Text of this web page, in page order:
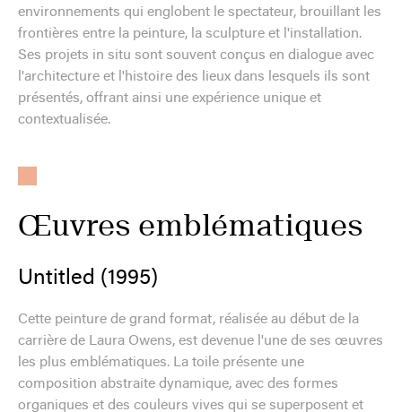
environnements qui englobent le spectateur, brouillant les
frontières entre la peinture, la sculpture et l'installation.
Ses projets in situ sont souvent conçus en dialogue avec
l'architecture et l'histoire des lieux dans lesquels ils sont
présentés, offrant ainsi une expérience unique et
contextualisée.
Œuvres emblématiques
Untitled (1995)
Cette peinture de grand format, réalisée au début de la
carrière de Laura Owens, est devenue l'une de ses œuvres
les plus emblématiques. La toile présente une
composition abstraite dynamique, avec des formes
organiques et des couleurs vives qui se superposent et